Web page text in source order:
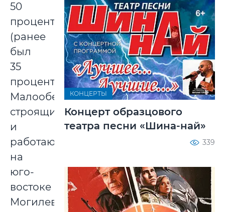
50
процентов
(ранее
был
35
процентов).
Малообеспеченным,
строящимся
и
работающим
на
юго-
востоке
Могилевской
КОНЦЕРТЫ
Концерт образцового
театра песни «Шина-най»
339